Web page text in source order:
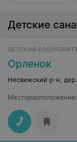
Детские
ДЕТСКИЙ
Орленок
Несвижский р-н,
Месторасположение: